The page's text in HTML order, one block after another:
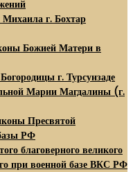
г. Бохтар
Божией Матери в
г. Турсунзаде
Марии Магдалины (г.
Пресвятой
РФ
благоверного великого
при военной базе ВКС РФ